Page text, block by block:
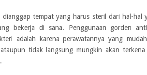
dianggap tempat yang harus steril dari hal-hal
bekerja di sana. Penggunaan gorden
adalah karena perawatannya yang
tidak langsung mungkin akan